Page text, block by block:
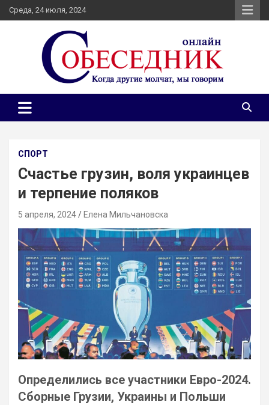
Skip
to
Среда, 24 июля, 2024
Собеседник онлайн
Собеседник. Журналистские расследования, специальные
репортажи и эксклюзивные интервью.
СПОРТ
Счастье грузин, воля украинцев
и терпение поляков
5 апреля, 2024 Елена Мильчановска
Определились все участники Евро-2024.
Сборные Грузии, Украины и Польши